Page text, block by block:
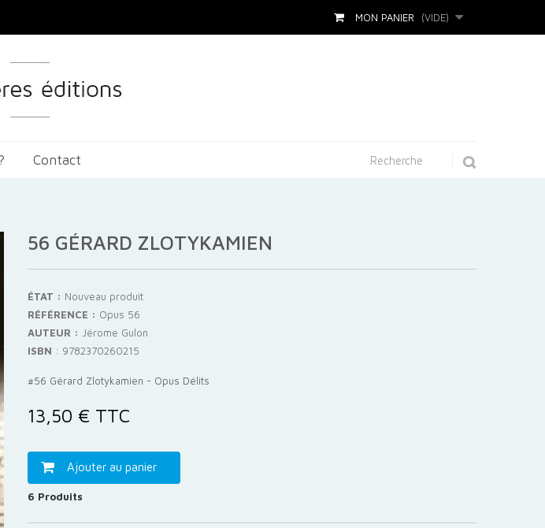
MON PANIER (VIDE)
Contact
56 GÉRARD ZLOTYKAMIEN
ÉTAT : Nouveau produit
RÉFÉRENCE : Opus 56
AUTEUR : Jérome Gulon
ISBN : 9782370260215
#56 Gérard Zlotykamien - Opus Délits
13,50 € TTC
Ajouter au panier
6 Produits